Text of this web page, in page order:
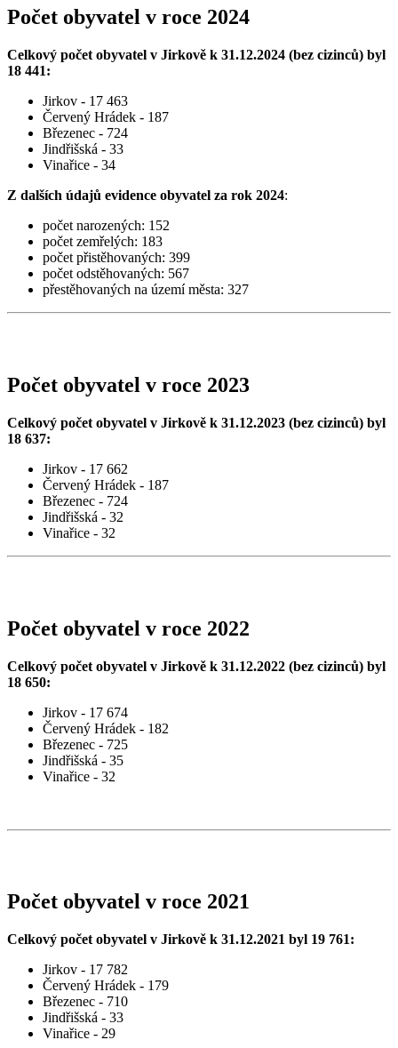
Počet obyvatel v roce 2024
Celkový počet obyvatel v Jirkově k 31.12.2024 (bez cizinců) byl
18 441:
Jirkov - 17 463
Červený Hrádek - 187
Březenec - 724
Jindřišská - 33
Vinařice - 34
Z dalších údajů evidence obyvatel za rok 2024:
počet narozených: 152
počet zemřelých: 183
počet přistěhovaných: 399
počet odstěhovaných: 567
přestěhovaných na území města: 327
Počet obyvatel v roce 2023
Celkový počet obyvatel v Jirkově k 31.12.2023 (bez cizinců) byl
18 637:
Jirkov - 17 662
Červený Hrádek - 187
Březenec - 724
Jindřišská - 32
Vinařice - 32
Počet obyvatel v roce 2022
Celkový počet obyvatel v Jirkově k 31.12.2022 (bez cizinců) byl
18 650:
Jirkov - 17 674
Červený Hrádek - 182
Březenec - 725
Jindřišská - 35
Vinařice - 32
Počet obyvatel v roce 2021
Celkový počet obyvatel v Jirkově k 31.12.2021 byl 19 761:
Jirkov - 17 782
Červený Hrádek - 179
Březenec - 710
Jindřišská - 33
Vinařice - 29